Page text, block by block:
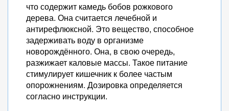
что содержит камедь бобов рожкового
дерева. Она считается лечебной и
антирефлюксной. Это вещество, способное
задерживать воду в организме
новорождённого. Она, в свою очередь,
разжижает каловые массы. Такое питание
стимулирует кишечник к более частым
опорожнениям. Дозировка определяется
согласно инструкции.